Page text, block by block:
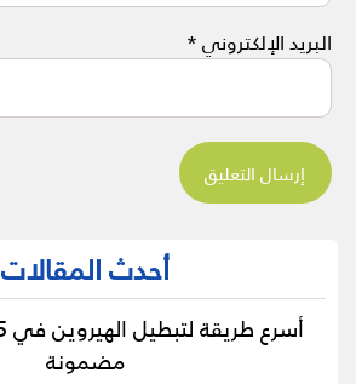
البريد الإلكتروني*
أحدث المقالات
مضمونة